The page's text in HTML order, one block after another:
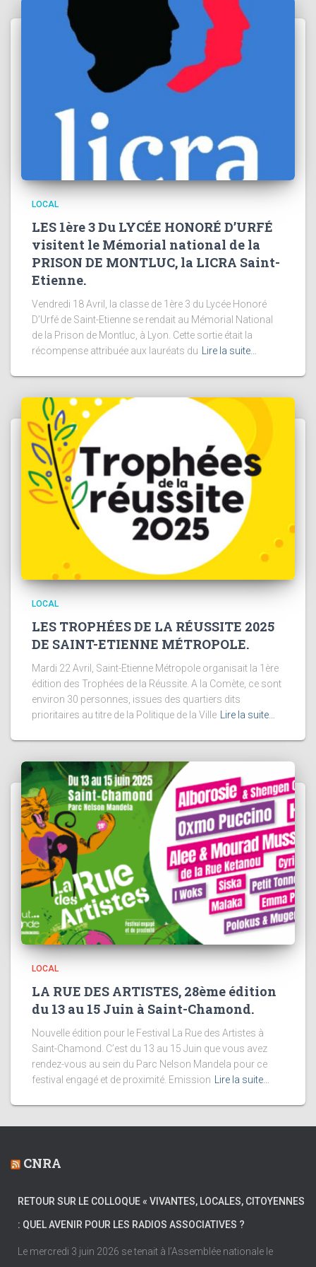
LOCAL
LES 1ère 3 Du LYCÉE HONORÉ D’URFÉ
visitent le Mémorial national de la
PRISON DE MONTLUC, la LICRA Saint-
Etienne.
Vendredi 18 Avril, la classe de 1ère 3 du Lycée Honoré
D’Urfé de Saint-Etienne se rendait au Mémorial National
de la Prison de Montluc, à Lyon. Cette sortie était la
récompense attribuée aux lauréats du
Lire la suite…
LOCAL
LES TROPHÉES DE LA RÉUSSITE 2025
DE SAINT-ETIENNE MÉTROPOLE.
Mardi 22 Avril, Saint-Etienne Métropole organisait la 1ère
édition des Trophées de la Réussite. A la Comète, ce sont
environ 30 personnes, issues des quartiers dits
prioritaires au titre de la Politique de la Ville Lire la suite…
LOCAL
LA RUE DES ARTISTES, 28ème édition
du 13 au 15 Juin à Saint-Chamond.
Nouvelle édition pour le Festival La Rue des Artistes à
Saint-Chamond. C’est du 13 au 15 Juin que vous avez
rendez-vous au sein du Parc Nelson Mandela pour ce
festival engagé et de proximité. Emission
Lire la suite…
CNRA
RETOUR SUR LE COLLOQUE « VIVANTES, LOCALES, CITOYENNES
: QUEL AVENIR POUR LES RADIOS ASSOCIATIVES ?
Le mercredi 3 juin 2026 se tenait à l’Assemblée nationale le